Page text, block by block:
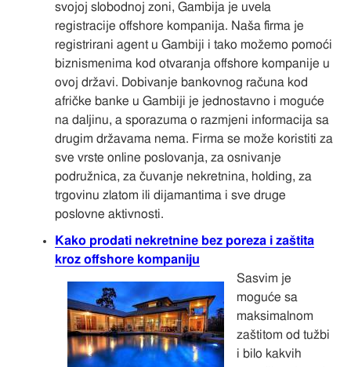
svojoj slobodnoj zoni, Gambija je uvela
registracije offshore kompanija. Naša firma je
registrirani agent u Gambiji i tako možemo pomoći
biznismenima kod otvaranja offshore kompanije u
ovoj državi. Dobivanje bankovnog računa kod
afričke banke u Gambiji je jednostavno i moguće
na daljinu, a sporazuma o razmjeni informacija sa
drugim državama nema. Firma se može koristiti za
sve vrste online poslovanja, za osnivanje
podružnica, za čuvanje nekretnina, holding, za
trgovinu zlatom ili dijamantima i sve druge
poslovne aktivnosti.
Kako prodati nekretnine bez poreza i zaštita
kroz offshore kompaniju
Sasvim je
moguće sa
maksimalnom
zaštitom od tužbi
i bilo kakvih